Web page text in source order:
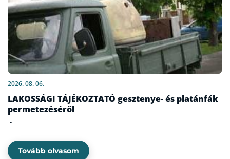
2026. 08. 06.
LAKOSSÁGI TÁJÉKOZTATÓ gesztenye- és platánfák
permetezéséről
-
Tovább olvasom